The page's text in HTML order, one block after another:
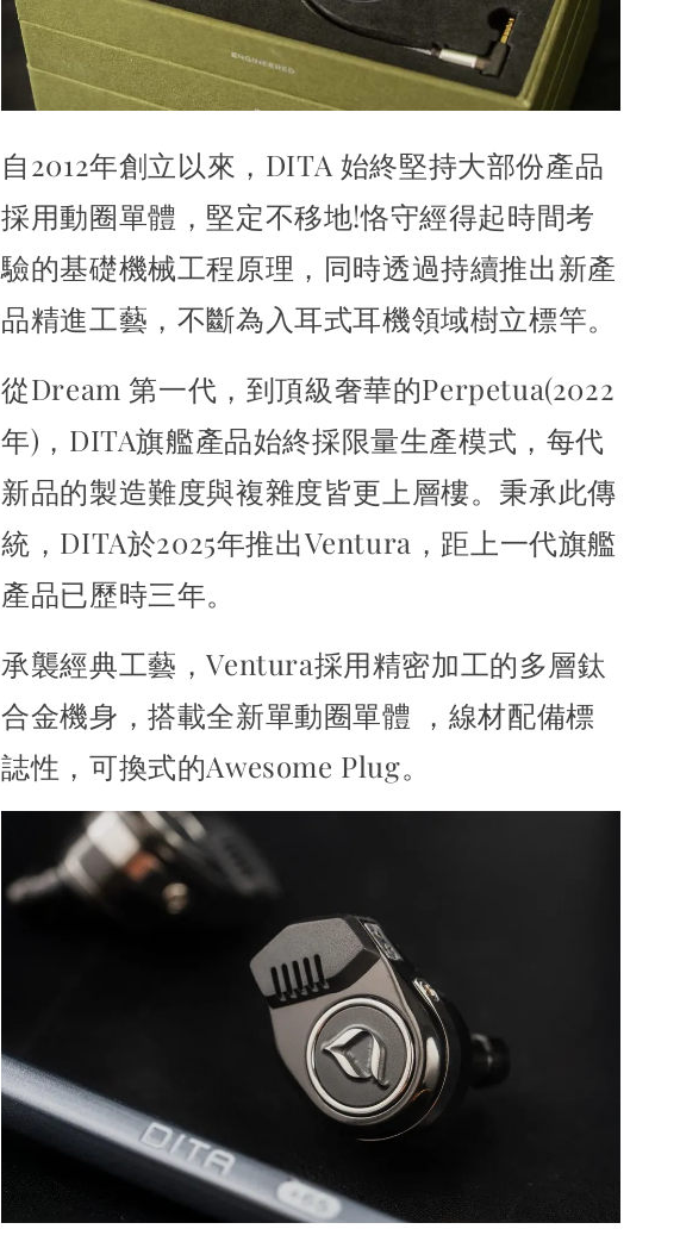
自2012年創立以來，DITA 始終堅持大部份產品
採用動圈單體，堅定不移地!恪守經得起時間考
驗的基礎機械工程原理， 同時透過持續推出新產
品精進工藝，不斷為入耳式耳機領域樹立標竿。
從Dream 第一代，到頂級奢華的Perpetua(2022
年)， DITA旗艦產品始終採限量生產模式，每代
新品的製造難度與複雜度皆更上層樓。 秉承此傳
統，DITA於2025年推出Ventura，距上一代旗艦
產品已歷時三年。
承襲經典工藝，Ventura採用精密加工的多層鈦
合金機身，搭載全新單動圈單體 ，線材配備標
誌性，可換式的Awesome Plug。